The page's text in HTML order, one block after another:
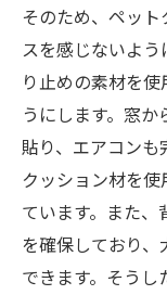
そのため、ペッ
スを感じないよ
り止めの素材を
うにします。窓
貼り、エアコンも
クッション材を
ています。また
を確保しており
できます。そう